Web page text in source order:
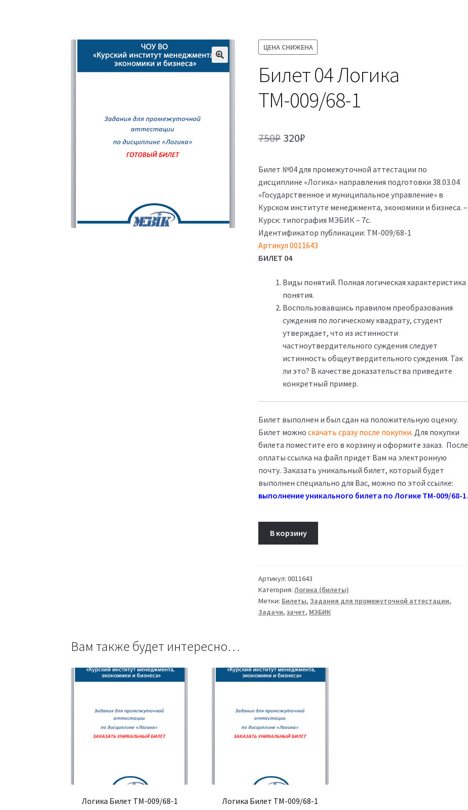
ЦЕНА СНИЖЕНА
Билет 04 Логика
ТМ-009/68-1
750₽ Первоначальная
составляла
750₽.
320₽
320₽.
Билет №04 для промежуточной аттестации по
дисциплине «Логика» направления подготовки 38.03.04
«Государственное и муниципальное управление» в
Курском институте менеджмента, экономики и бизнеса. –
Курск: типография МЭБИК – 7с.
Идентификатор публикации: ТМ-009/68-1
Артикул0011643
БИЛЕТ 04
Виды понятий. Полная логическая характеристика
понятия.
Воспользовавшись правилом преобразования
суждения по логическому квадрату, студент
утверждает, что из истинности
частноутвердительного суждения следует
истинность общеутвердительного суждения. Так
ли это? В качестве доказательства приведите
конкретный пример.
Билет выполнен и был сдан на положительную оценку.
Билет можноскачать сразу после покупки. Для покупки
билета поместите его в корзину и оформите заказ. После
оплаты ссылка на файл придет Вам на электронную
почту. Заказать уникальный билет, который будет
выполнен специально для Вас, можно по этой ссылке:
выполнение уникального билета по Логике ТМ-009/68-1.
Логика
ТМ-009/68-
1
В корзину
Артикул:0011643
Категория:Логика (билеты)
Метки: Билеты,Задания для промежуточной аттестации,
Задачи,зачет, МЭБИК
Вам также будет интересно…
Логика Билет ТМ-009/68-1 Логика Билет ТМ-009/68-1